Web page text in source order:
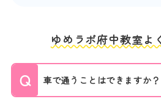
ゆめラボ府中教室よ
車で通うことはできますか？